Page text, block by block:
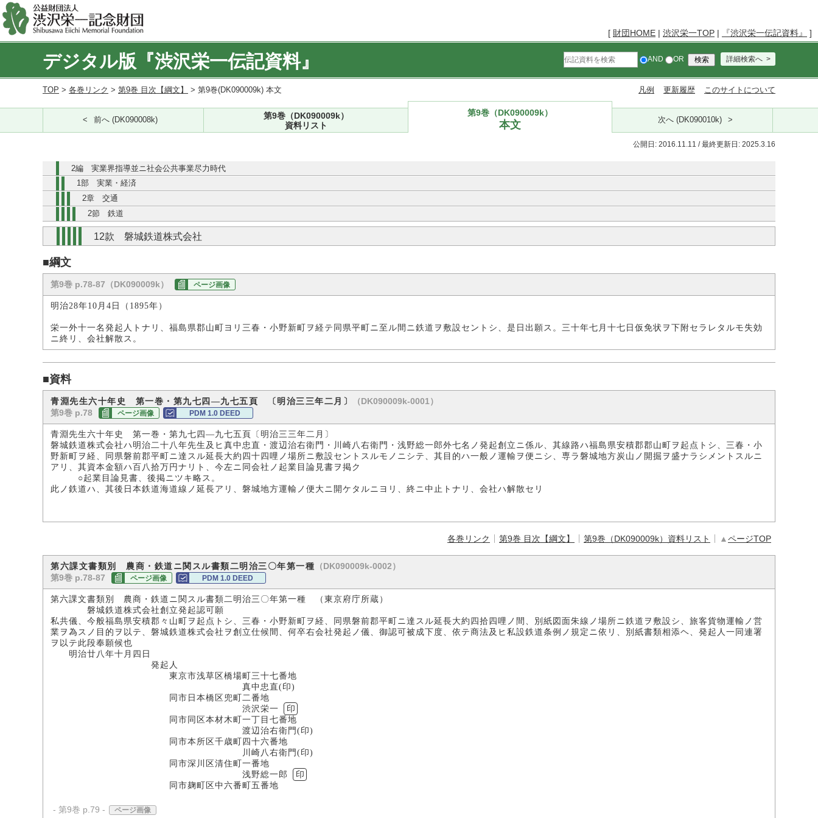
[ 財団HOME | 渋沢栄一TOP | 『渋沢栄一伝記資料』 ]
デジタル版『渋沢栄一伝記資料』 AND OR 詳細検索へ
TOP > 各巻リンク > 第9巻 目次【綱文】 > 第9巻(DK090009k) 本文 凡例 更新履歴 このサイトについて
前へ (DK090008k)
第9巻（DK090009k）
資料リスト
第9巻（DK090009k）
本文 次へ (DK090010k)
公開日: 2016.11.11 / 最終更新日: 2025.3.16
2編 実業界指導並ニ社会公共事業尽力時代
1部 実業・経済
2章 交通
2節 鉄道
12款 磐城鉄道株式会社
■綱文
第9巻 p.78-87（DK090009k） ページ画像
明治28年10月4日（1895年）
栄一外十一名発起人トナリ、福島県郡山町ヨリ三春・小野新町ヲ経テ同県平町ニ至ル間ニ鉄道ヲ敷設セントシ、是日出願ス。三十年七月十七日仮免状ヲ下附セラレタルモ失効
ニ終リ、会社解散ス。
■資料
青淵先生六十年史 第一巻・第九七四―九七五頁 〔明治三三年二月〕
（DK090009k-0001）
第9巻 p.78
ページ画像 PDM 1.0 DEED
青淵先生六十年史 第一巻・第九七四―九七五頁〔明治三三年二月〕
磐城鉄道株式会社ハ明治二十八年先生及ヒ真中忠直・渡辺治右衛門・川崎八右衛門・浅野総一郎外七名ノ発起創立ニ係ル、其線路ハ福島県安積郡郡山町ヲ起点トシ、三春・小
野新町ヲ経、同県磐前郡平町ニ達スル延長大約四十四哩ノ場所ニ敷設セントスルモノニシテ、其目的ハ一般ノ運輸ヲ便ニシ、専ラ磐城地方炭山ノ開掘ヲ盛ナラシメントスルニ
アリ、其資本金額ハ百八拾万円ナリト、今左ニ同会社ノ起業目論見書ヲ掲ク
○起業目論見書、後掲ニツキ略ス。
此ノ鉄道ハ、其後日本鉄道海道線ノ延長アリ、磐城地方運輸ノ便大ニ開ケタルニヨリ、終ニ中止トナリ、会社ハ解散セリ
各巻リンク 第9巻 目次【綱文】 第9巻（DK090009k）資料リスト ▲ページTOP
第六課文書類別 農商・鉄道ニ関スル書類二明治三〇年第一種 （DK090009k-0002）
第9巻 p.78-87
ページ画像 PDM 1.0 DEED
第六課文書類別 農商・鉄道ニ関スル書類二明治三〇年第一種 （東京府庁所蔵）
磐城鉄道株式会社創立発起認可願
私共儀、今般福島県安積郡々山町ヲ起点トシ、三春・小野新町ヲ経、同県磐前郡平町ニ達スル延長大約四拾四哩ノ間、別紙図面朱線ノ場所ニ鉄道ヲ敷設シ、旅客貨物運輸ノ営
業ヲ為スノ目的ヲ以テ、磐城鉄道株式会社ヲ創立仕候間、何卒右会社発起ノ儀、御認可被成下度、依テ商法及ヒ私設鉄道条例ノ規定ニ依リ、別紙書類相添ヘ、発起人一同連署
ヲ以テ此段奉願候也
明治廿八年十月四日
発起人
東京市浅草区橋場町三十七番地
真中忠直(印)
同市日本橋区兜町二番地
渋沢栄一
印
同市同区本材木町一丁目七番地
渡辺治右衛門(印)
同市本所区千歳町四十六番地
川崎八右衛門(印)
同市深川区清住町一番地
浅野総一郎
印
同市麹町区中六番町五番地
- 第9巻 p.79 - ページ画像